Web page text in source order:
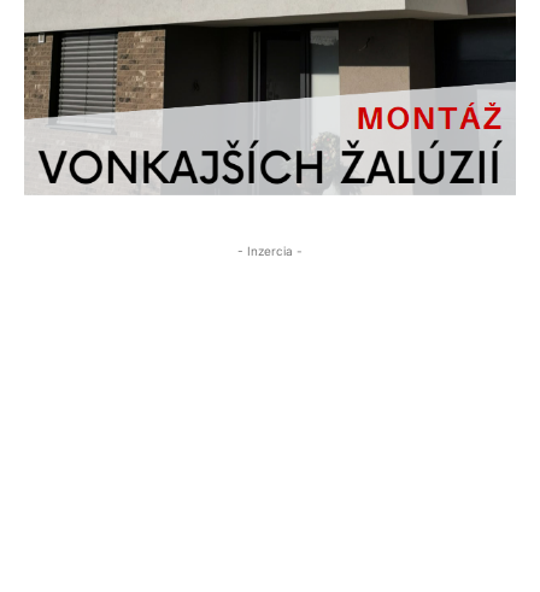
- Inzercia -